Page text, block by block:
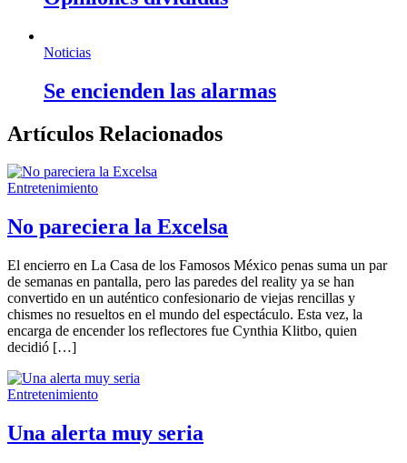
Noticias
Se encienden las alarmas
Artículos Relacionados
Entretenimiento
No pareciera la Excelsa
El encierro en La Casa de los Famosos México penas suma un par
de semanas en pantalla, pero las paredes del reality ya se han
convertido en un auténtico confesionario de viejas rencillas y
chismes no resueltos en el mundo del espectáculo. Esta vez, la
encarga de encender los reflectores fue Cynthia Klitbo, quien
decidió […]
Entretenimiento
Una alerta muy seria